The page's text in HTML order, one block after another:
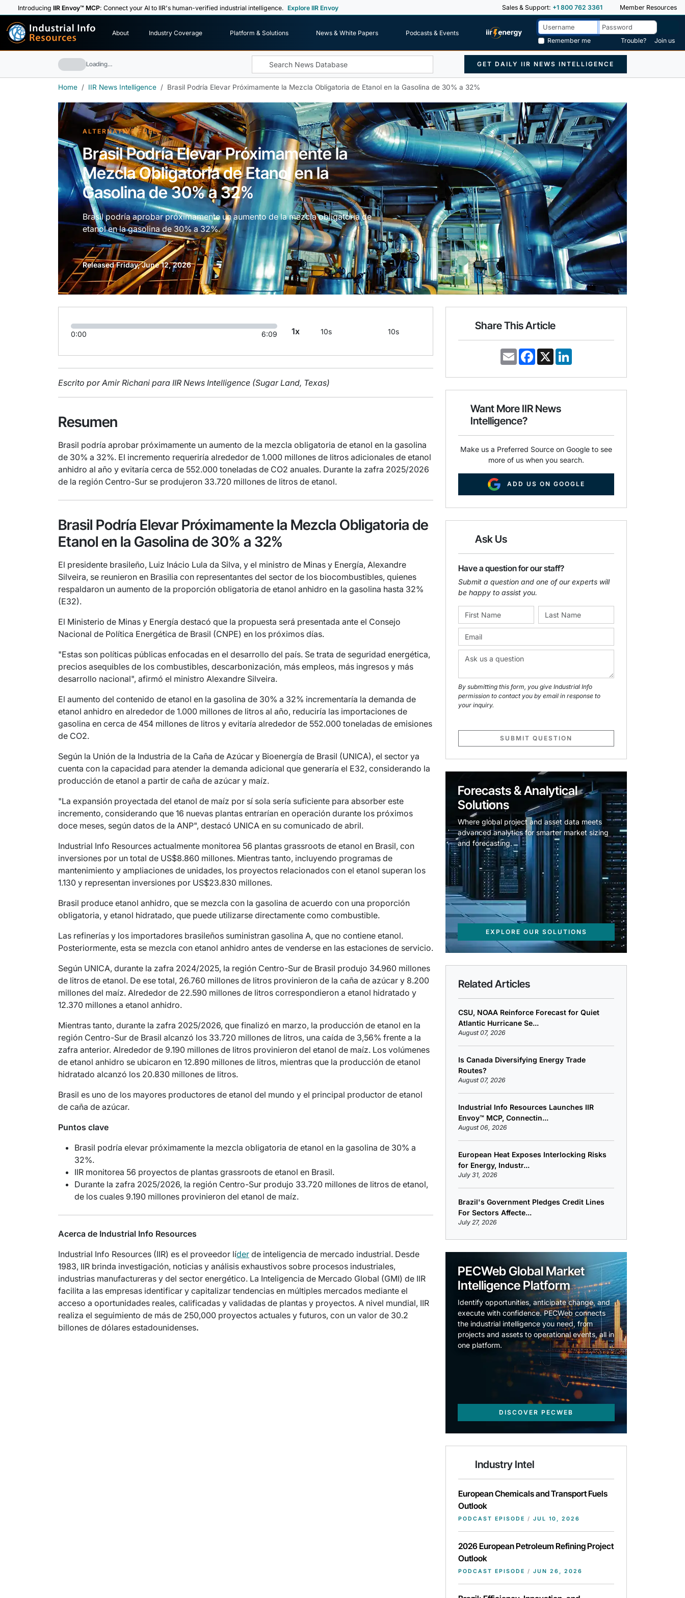
IntroducingIIR Envoy™ MCP: Connect your AI to IIR's human-verified industrial intelligence. Explore IIR Envoy Sales & Support: +1 800 762 3361 Member Resources
Industrial Info
Resources About Industry Coverage Platform & Solutions News & White Papers
Podcasts & Events
Remember me
Trouble? Join us
Loading… GET DAILY IIR NEWS INTELLIGENCE
Home IIR News Intelligence Brasil Podría Elevar Próximamente la Mezcla Obligatoria de Etanol en la Gasolina de 30% a 32%
ALTERNATIVE FUEL
Brasil Podría Elevar Próximamente la
Mezcla Obligatoria de Etanol en la
Gasolina de 30% a 32%
Brasil podría aprobar próximamente un aumento de la mezcla obligatoria de
etanol en la gasolina de 30% a 32%.
Released Friday, June 12, 2026
0:00 6:09 1x 10s 10s
Escrito por Amir Richani para IIR News Intelligence (Sugar Land, Texas)
Resumen
Brasil podría aprobar próximamente un aumento de la mezcla obligatoria de etanol en la gasolina
de 30% a 32%. El incremento requeriría alrededor de 1.000 millones de litros adicionales de etanol
anhidro al año y evitaría cerca de 552.000 toneladas de CO2 anuales. Durante la zafra 2025/2026
de la región Centro-Sur se produjeron 33.720 millones de litros de etanol.
Brasil Podría Elevar Próximamente la Mezcla Obligatoria de
Etanol en la Gasolina de 30% a 32%
El presidente brasileño, Luiz Inácio Lula da Silva, y el ministro de Minas y Energía, Alexandre
Silveira, se reunieron en Brasilia con representantes del sector de los biocombustibles, quienes
respaldaron un aumento de la proporción obligatoria de etanol anhidro en la gasolina hasta 32%
(E32).
El Ministerio de Minas y Energía destacó que la propuesta será presentada ante el Consejo
Nacional de Política Energética de Brasil (CNPE) en los próximos días.
"Estas son políticas públicas enfocadas en el desarrollo del país. Se trata de seguridad energética,
precios asequibles de los combustibles, descarbonización, más empleos, más ingresos y más
desarrollo nacional", afirmó el ministro Alexandre Silveira.
El aumento del contenido de etanol en la gasolina de 30% a 32% incrementaría la demanda de
etanol anhidro en alrededor de 1.000 millones de litros al año, reduciría las importaciones de
gasolina en cerca de 454 millones de litros y evitaría alrededor de 552.000 toneladas de emisiones
de CO2.
Según la Unión de la Industria de la Caña de Azúcar y Bioenergía de Brasil (UNICA), el sector ya
cuenta con la capacidad para atender la demanda adicional que generaría el E32, considerando la
producción de etanol a partir de caña de azúcar y maíz.
"La expansión proyectada del etanol de maíz por sí sola sería suficiente para absorber este
incremento, considerando que 16 nuevas plantas entrarían en operación durante los próximos
doce meses, según datos de la ANP", destacó UNICA en su comunicado de abril.
Industrial Info Resources actualmente monitorea 56 plantas grassroots de etanol en Brasil, con
inversiones por un total de US$8.860 millones. Mientras tanto, incluyendo programas de
mantenimiento y ampliaciones de unidades, los proyectos relacionados con el etanol superan los
1.130 y representan inversiones por US$23.830 millones.
Brasil produce etanol anhidro, que se mezcla con la gasolina de acuerdo con una proporción
obligatoria, y etanol hidratado, que puede utilizarse directamente como combustible.
Las refinerías y los importadores brasileños suministran gasolina A, que no contiene etanol.
Posteriormente, esta se mezcla con etanol anhidro antes de venderse en las estaciones de servicio.
Según UNICA, durante la zafra 2024/2025, la región Centro-Sur de Brasil produjo 34.960 millones
de litros de etanol. De ese total, 26.760 millones de litros provinieron de la caña de azúcar y 8.200
millones del maíz. Alrededor de 22.590 millones de litros correspondieron a etanol hidratado y
12.370 millones a etanol anhidro.
Mientras tanto, durante la zafra 2025/2026, que finalizó en marzo, la producción de etanol en la
región Centro-Sur de Brasil alcanzó los 33.720 millones de litros, una caída de 3,56% frente a la
zafra anterior. Alrededor de 9.190 millones de litros provinieron del etanol de maíz. Los volúmenes
de etanol anhidro se ubicaron en 12.890 millones de litros, mientras que la producción de etanol
hidratado alcanzó los 20.830 millones de litros.
Brasil es uno de los mayores productores de etanol del mundo y el principal productor de etanol
de caña de azúcar.
Puntos clave
Brasil podría elevar próximamente la mezcla obligatoria de etanol en la gasolina de 30% a
32%.
IIR monitorea 56 proyectos de plantas grassroots de etanol en Brasil.
Durante la zafra 2025/2026, la región Centro-Sur produjo 33.720 millones de litros de etanol,
de los cuales 9.190 millones provinieron del etanol de maíz.
Acerca de Industrial Info Resources
Industrial Info Resources (IIR) es el proveedor líder de inteligencia de mercado industrial. Desde
1983, IIR brinda investigación, noticias y análisis exhaustivos sobre procesos industriales,
industrias manufactureras y del sector energético. La Inteligencia de Mercado Global (GMI) de IIR
facilita a las empresas identificar y capitalizar tendencias en múltiples mercados mediante el
acceso a oportunidades reales, calificadas y validadas de plantas y proyectos. A nivel mundial, IIR
realiza el seguimiento de más de 250,000 proyectos actuales y futuros, con un valor de 30.2
billones de dólares estadounidenses.
Share This Article
E
m
i
F
a
e
o
k
X
k
d
Want More IIR News
Intelligence?
Make us a Preferred Source on Google to see
more of us when you search.
ADD US ON GOOGLE
Ask Us
Have a question for our staff?
Submit a question and one of our experts will
be happy to assist you.
By submitting this form, you give Industrial Info
permission to contact you by email in response to
your inquiry.
SUBMIT QUESTION
Forecasts & Analytical
Solutions
Where global project and asset data meets
advanced analytics for smarter market sizing
and forecasting.
EXPLORE OUR SOLUTIONS
Related Articles
CSU, NOAA Reinforce Forecast for Quiet
Atlantic Hurricane Se...
August 07, 2026
Is Canada Diversifying Energy Trade
Routes?
August 07, 2026
Industrial Info Resources Launches IIR
Envoy™ MCP, Connectin...
August 06, 2026
European Heat Exposes Interlocking Risks
for Energy, Industr...
July 31, 2026
Brazil's Government Pledges Credit Lines
For Sectors Affecte...
July 27, 2026
PECWeb Global Market
Intelligence Platform
Identify opportunities, anticipate change, and
execute with confidence. PECWeb connects
the industrial intelligence you need, from
projects and assets to operational events, all in
one platform.
DISCOVER PECWEB
Industry Intel
European Chemicals and Transport Fuels
Outlook
PODCAST EPISODE / JUL 10, 2026
2026 European Petroleum Refining Project
Outlook
PODCAST EPISODE / JUN 26, 2026